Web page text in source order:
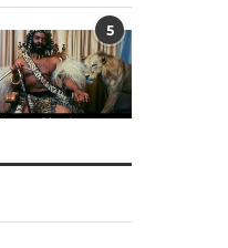
Armand Tshitende Miteyo
Une Constitution doit...
23 juillet 2026
5